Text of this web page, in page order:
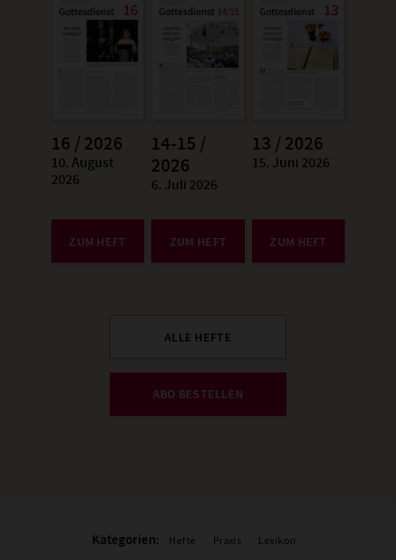
16 / 2026
:
10. August
2026
ZUM HEFT
14-15 /
2026
:
6. Juli 2026
ZUM HEFT
13 / 2026
:
15. Juni 2026
ZUM HEFT
ALLE HEFTE
ABO BESTELLEN
Kategorien: Hefte Praxis Lexikon